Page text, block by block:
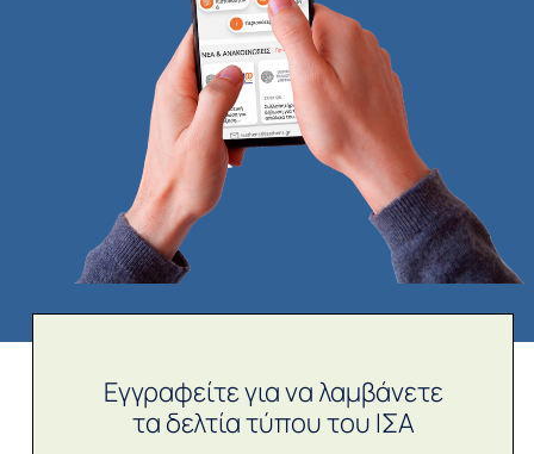
Εγγραφείτε για να λαμβάνετε
τα δελτία τύπου του ΙΣΑ